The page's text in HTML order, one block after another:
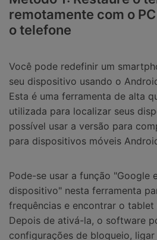
remotamente com o
o telefone
Você pode redefinir um
seu dispositivo usando o
Esta é uma ferramenta de alta
utilizada para localizar seus
possível usar a versão para
para dispositivos móveis
Pode-se usar a função "Google
dispositivo" nesta ferramenta
frequências e encontrar o
Depois de ativá-la, o software
configurações de bloqueio,